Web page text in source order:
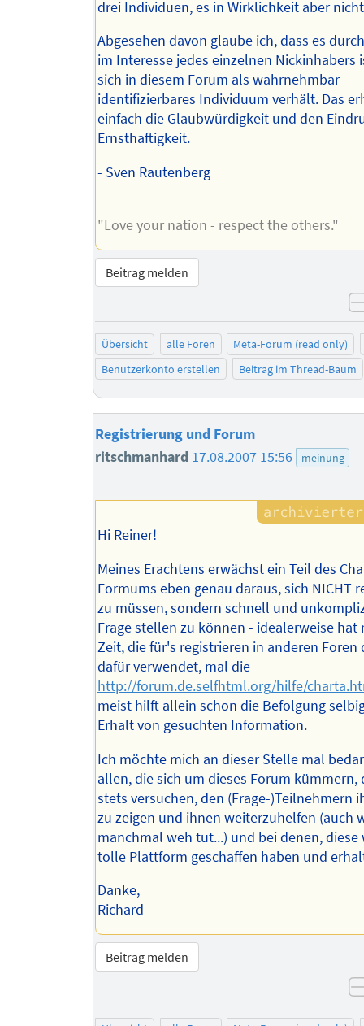
drei Individuen, es in Wirklichkeit aber
Abgesehen davon glaube ich, dass es
im Interesse jedes einzelnen Nickinhabers
sich in diesem Forum als wahrnehmbar
identifizierbares Individuum verhält. Das
einfach die Glaubwürdigkeit und den
Ernsthaftigkeit.
- Sven Rautenberg
--
"Love your nation - respect the others."
Beitrag melden
Übersicht alle Foren
Meta-Forum (read only)
Benutzerkonto erstellen
Beitrag im Thread-Baum
Registrierung und Forum
ritschmanhard 17.08.2007 15:56 meinung
Hi Reiner!
Meines Erachtens erwächst ein Teil des
Formums eben genau daraus, sich NICHT
zu müssen, sondern schnell und
Frage stellen zu können - idealerweise hat
Zeit, die für's registrieren in anderen Foren
dafür verwendet, mal die
http://forum.de.selfhtml.org/hilfe/
meist hilft allein schon die Befolgung
Erhalt von gesuchten Information.
Ich möchte mich an dieser Stelle mal
allen, die sich um dieses Forum kümmern,
stets versuchen, den (Frage-)Teilnehmern
zu zeigen und ihnen weiterzuhelfen (auch
manchmal weh tut...) und bei denen,
tolle Plattform geschaffen haben und
Danke,
Richard
Beitrag melden